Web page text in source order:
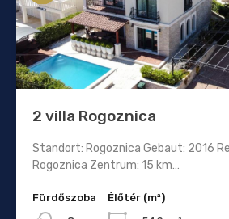
2 villa Rogoznica
Standort: Rogoznica Gebaut: 2016
Rogoznica Zentrum: 15 km…
Fürdőszoba
Élőtér (m²)